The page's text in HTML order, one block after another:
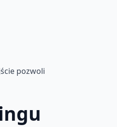
pozwoli